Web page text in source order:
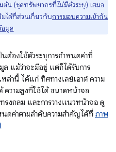
มต้น (ชุดทรัพยากรที่ไม่มีตัวระบุ) เสมอ
ได้ที่ส่วนเกี่ยวกับการมอบความเข้ากัน
มูล
องใช้ตัวระบุการกำหนดค่าที่
ล แม้ว่าจะมีอยู่ แต่ก็ได้รับการ
ล่านี้ ได้แก่ ทิศทางเลย์เอาต์ ความ
ความสูงที่ใช้ได้ ขนาดหน้าจอ
งกลม และการวางแนวหน้าจอ ดู
นดค่าตามลำดับความสำคัญได้ที่ ภาพ